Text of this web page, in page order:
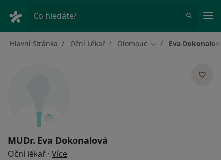
Co hledáte?
Hlavní Stránka Oční Lékař Olomouc Změna města
Eva
MUDr. Eva Dokonalová
Oční lékař · Více